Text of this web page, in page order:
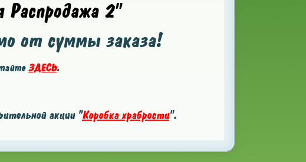
2"
от суммы заказа!
ЗДЕСЬ.
акции "Коробка храбрости".